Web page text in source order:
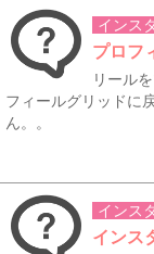
インス
プロフ
リール
フィールグリッドに
ん。。
インス
インス